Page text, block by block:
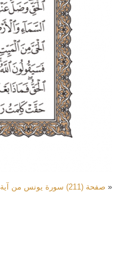
« صفحة (211) سورة يونس من آية 21 إلى آية 25